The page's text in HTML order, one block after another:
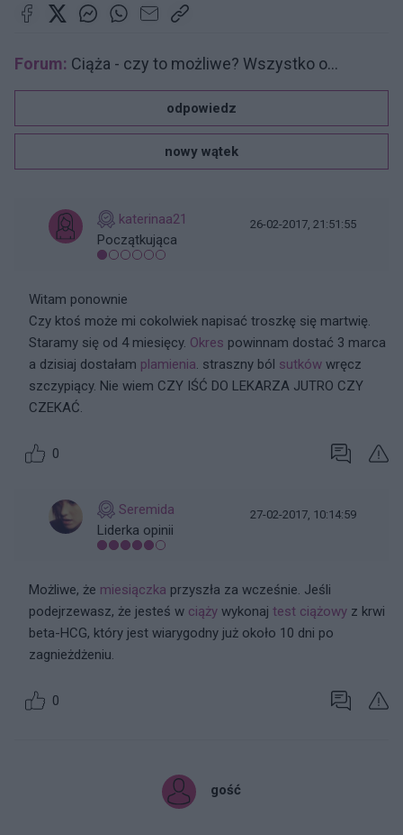
Forum: Ciąża - czy to możliwe? Wszystko o...
odpowiedz
nowy wątek
katerinaa21
Początkująca
26-02-2017, 21:51:55
Witam ponownie
Czy ktoś może mi cokolwiek napisać troszkę się martwię.
Staramy się od 4 miesięcy. Okres powinnam dostać 3 marca
a dzisiaj dostałam plamienia. straszny ból sutków wręcz
szczypiący. Nie wiem CZY IŚĆ DO LEKARZA JUTRO CZY
CZEKAĆ.
0
Seremida
Liderka opinii
27-02-2017, 10:14:59
Możliwe, że miesiączka przyszła za wcześnie. Jeśli
podejrzewasz, że jesteś w ciąży wykonaj test ciążowy z krwi
beta-HCG, który jest wiarygodny już około 10 dni po
zagnieżdżeniu.
0
gość